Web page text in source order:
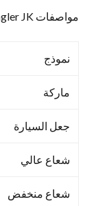
مواصفات Jeep Wrangler JK
نموذج
ماركة
جعل السيارة
شعاع عالي
شعاع منخفض